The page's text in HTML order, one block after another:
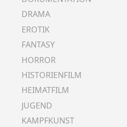
DRAMA
EROTIK
FANTASY
HORROR
HISTORIENFILM
HEIMATFILM
JUGEND
KAMPFKUNST